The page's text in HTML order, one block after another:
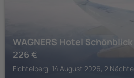
WAGNERS Hotel Schönblick
226 €
Fichtelberg, 14 August 2026, 2 Nächte